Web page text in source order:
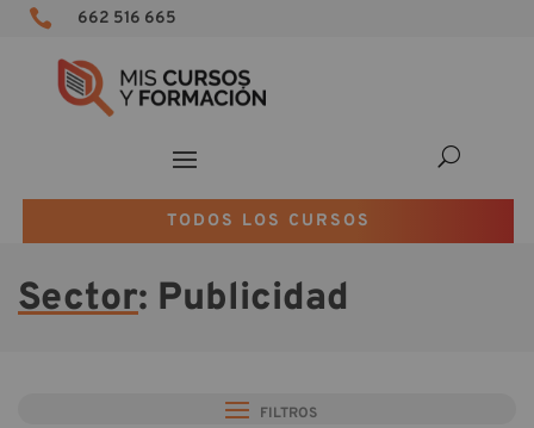
 662 516 665
TODOS LOS CURSOS
Sector: Publicidad
FILTROS